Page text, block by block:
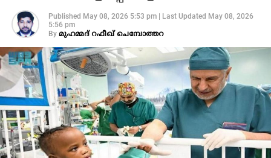
Published May 08, 2026 5:53 pm| Last Updated May 08, 2026
5:56 pm
By മുഹമ്മദ് റഫീഖ് ചെമ്പോത്തറ